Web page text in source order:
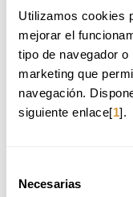
Utilizamos cookies
mejorar el
tipo de navegador
marketing que
navegación.
siguiente enlace[1].
Necesarias
Volver a Oferta
TE
OCTUBRE (ONLINE)